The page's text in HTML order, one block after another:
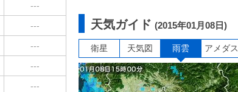
---
---
---
---
---
天気ガイド (2015年01月08日)
衛星 天気図 雨雲 アメダス